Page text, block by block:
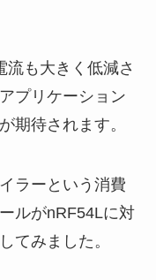
流も大きく低減さ
プリケーション
期待されます。
ラーという消費
ルがnRF54Lに対
てみました。